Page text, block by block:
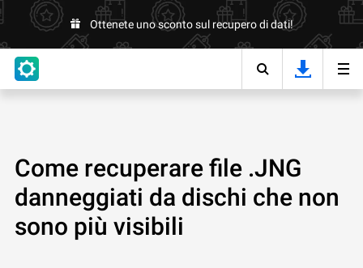
Ottenete uno sconto sul recupero di dati!
Come recuperare file .JNG
danneggiati da dischi che non
sono più visibili